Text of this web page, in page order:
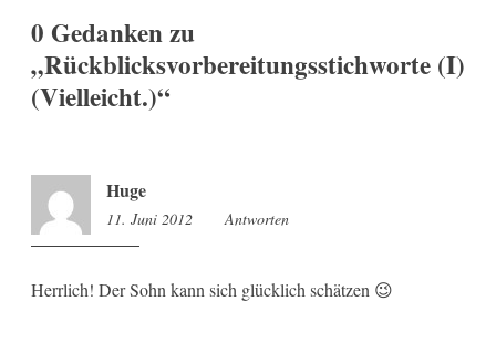
0 Gedanken zu
„Rückblicksvorbereitungsstichworte (I)
(Vielleicht.)“
Huge
11. Juni 2012 13:50
Antworten
Herrlich! Der Sohn kann sich glücklich schätzen 😉